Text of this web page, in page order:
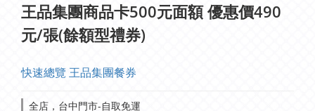
王品集團商品卡500元面額 優惠價490
元/張(餘額型禮券)
快速總覽 王品集團餐券
全店，台中門市-自取免運